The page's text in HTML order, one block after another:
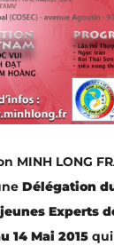
MINH LONG
Délégation
Experts
14 Mai 2015 qui